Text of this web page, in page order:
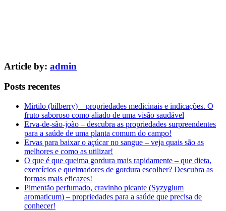
Article by: admin
Posts recentes
Mirtilo (bilberry) – propriedades medicinais e indicações. O
fruto saboroso como aliado de uma visão saudável
Erva-de-são-joão – descubra as propriedades surpreendentes
para a saúde de uma planta comum do campo!
Ervas para baixar o açúcar no sangue – veja quais são as
melhores e como as utilizar!
O que é que queima gordura mais rapidamente – que dieta,
exercícios e queimadores de gordura escolher? Descubra as
formas mais eficazes!
Pimentão perfumado, cravinho picante (Syzygium
aromaticum) – propriedades para a saúde que precisa de
conhecer!